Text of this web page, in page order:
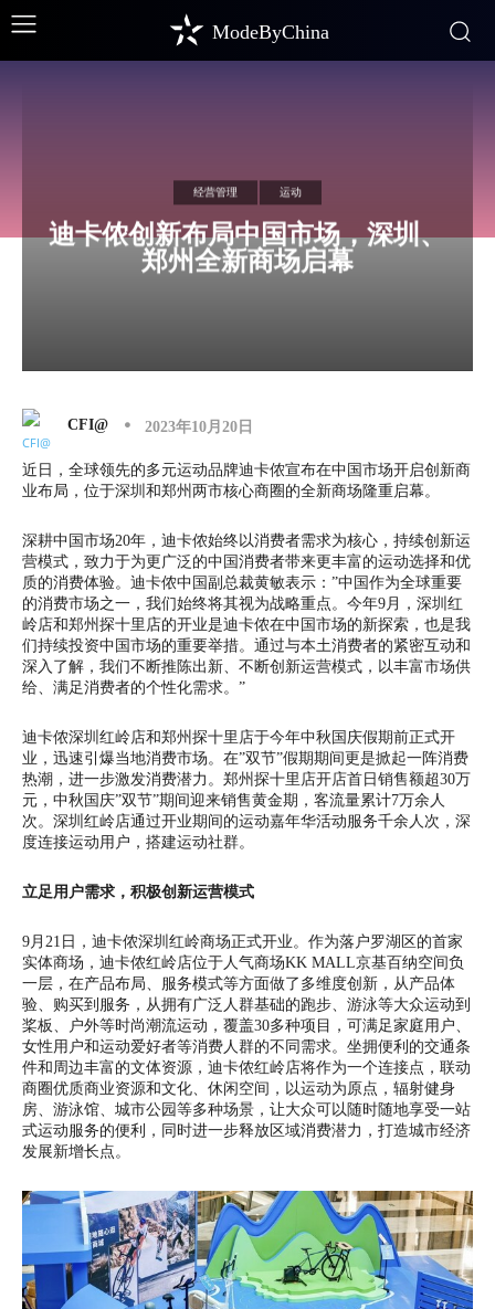
ModeByChina
经营管理 运动
迪卡侬创新布局中国市场，深圳、
郑州全新商场启幕
CFI@ 2023年10月20日
近日，全球领先的多元运动品牌迪卡侬宣布在中国市场开启创新商
业布局，位于深圳和郑州两市核心商圈的全新商场隆重启幕。
深耕中国市场20年，迪卡侬始终以消费者需求为核心，持续创新运
营模式，致力于为更广泛的中国消费者带来更丰富的运动选择和优
质的消费体验。迪卡侬中国副总裁黄敏表示：”中国作为全球重要
的消费市场之一，我们始终将其视为战略重点。今年9月，深圳红
岭店和郑州探十里店的开业是迪卡侬在中国市场的新探索，也是我
们持续投资中国市场的重要举措。通过与本土消费者的紧密互动和
深入了解，我们不断推陈出新、不断创新运营模式，以丰富市场供
给、满足消费者的个性化需求。”
迪卡侬深圳红岭店和郑州探十里店于今年中秋国庆假期前正式开
业，迅速引爆当地消费市场。在”双节”假期期间更是掀起一阵消费
热潮，进一步激发消费潜力。郑州探十里店开店首日销售额超30万
元，中秋国庆”双节”期间迎来销售黄金期，客流量累计7万余人
次。深圳红岭店通过开业期间的运动嘉年华活动服务千余人次，深
度连接运动用户，搭建运动社群。
立足用户需求，积极创新运营模式
9月21日，迪卡侬深圳红岭商场正式开业。作为落户罗湖区的首家
实体商场，迪卡侬红岭店位于人气商场KK MALL京基百纳空间负
一层，在产品布局、服务模式等方面做了多维度创新，从产品体
验、购买到服务，从拥有广泛人群基础的跑步、游泳等大众运动到
桨板、户外等时尚潮流运动，覆盖30多种项目，可满足家庭用户、
女性用户和运动爱好者等消费人群的不同需求。坐拥便利的交通条
件和周边丰富的文体资源，迪卡侬红岭店将作为一个连接点，联动
商圈优质商业资源和文化、休闲空间，以运动为原点，辐射健身
房、游泳馆、城市公园等多种场景，让大众可以随时随地享受一站
式运动服务的便利，同时进一步释放区域消费潜力，打造城市经济
发展新增长点。